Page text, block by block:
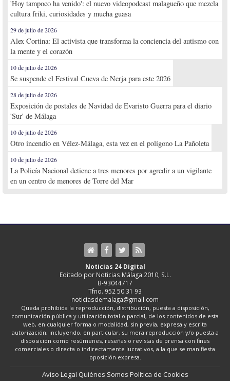
'Hoy tampoco ha venido': el nuevo videopodcast malagueño que mezcla
cultura friki, curiosidades y mucha guasa
29 de julio de 2026
Alex Cortina: El activista que transforma la conciencia del autismo con
la mente y el corazón
10 de julio de 2026
Se suspende el Festival Cueva de Nerja para este 2026
28 de julio de 2026
Exposición de postales de Navidad de Evaristo Guerra para el diario
'Sur' de Málaga
10 de julio de 2026
Otro incendio en Vélez-Málaga, esta vez en el polígono La Pañoleta
10 de julio de 2026
La Policía Nacional detiene a tres menores por agredir a un vigilante
en un centro de menores de Torre del Mar
Noticias 24 Digital
Editado por Noticias Málaga 2010, S.L.
B-93044717
Tfno. 952 50 31 93
noticiasdemalaga@gmail.com
Queda prohibida la reproducción, distribución, puesta a disposición,
comunicación pública y utilización total o parcial, de los contenidos de esta
web, en cualquier forma o modalidad, sin previa, expresa y escrita
autorización, incluyendo, en particular, su mera reproducción y/o puesta a
disposición como resúmenes, reseñas o revistas de prensa con fines
comerciales o directa o indirectamente lucrativos, a la que se manifiesta
oposición expresa.
Aviso Legal Quiénes Somos Política de Cookies